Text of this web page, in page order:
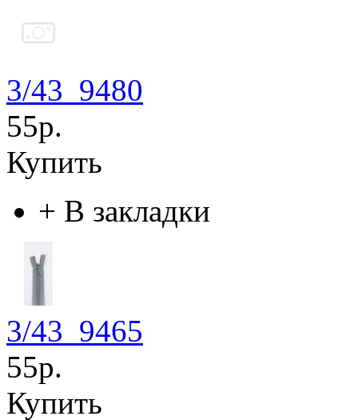
3/43_9480
55р.
Купить
+ В закладки
3/43_9465
55р.
Купить